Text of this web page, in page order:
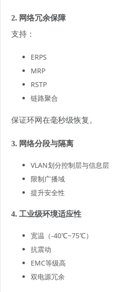
2. 网络冗余保障
支持：
ERPS
MRP
RSTP
链路聚合
保证环网在毫秒级恢复。
3. 网络分段与隔离
VLAN划分控制层与信息层
限制广播域
提升安全性
4. 工业级环境适应性
宽温（-40℃~75℃）
抗震动
EMC等级高
双电源冗余